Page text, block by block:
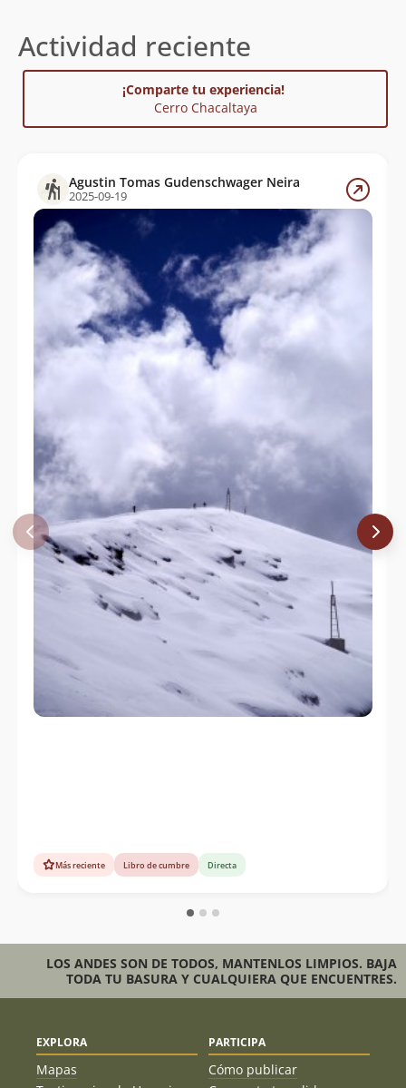
Actividad reciente
¡Comparte tu experiencia!
Cerro Chacaltaya
Agustin Tomas Gudenschwager Neira
2025-09-19
Más reciente Libro de cumbre Directa
LOS ANDES SON DE TODOS, MANTENLOS LIMPIOS. BAJA
TODA TU BASURA Y CUALQUIERA QUE ENCUENTRES.
EXPLORA
Mapas
PARTICIPA
Cómo publicar